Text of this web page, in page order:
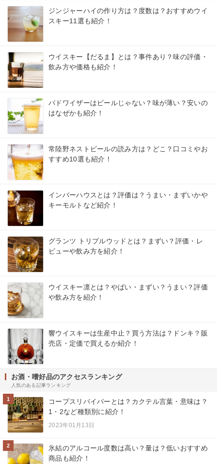
ジンジャーハイの作り方は？度数は？おすすめウイ
スキー11選も紹介！
ウイスキー【だるま】とは？事件あり？味の評価・
飲み方や価格も紹介！
バドワイザーはビールじゃない？味が薄い？安いの
はなぜかも紹介！
常陸野ネストビールの読み方は？どこ？口コミやお
すすめ10選も紹介！
インバーハウスとは？評価は？うまい・まずいかや
キーモルトなど紹介！
グランツ トリプルウッドとは？まずい？評価・レ
ビューや飲み方を紹介！
ウイスキー凛とは？やばい・まずい？うまい？評価
や飲み方を紹介！
響ウイスキーは生産中止？買う方法は？ドンキ？販
売店・定価で買えるか紹介！
お酒・嗜好品のアクセスランキング
人気のある記事ランキング
1
コープスリバイバーとは？カクテル言葉・意味は？
1・2など種類別に紹介！
2023年01月13日
2
氷結のアルコール度数は高い？量は？低いおすすめ
商品も紹介！